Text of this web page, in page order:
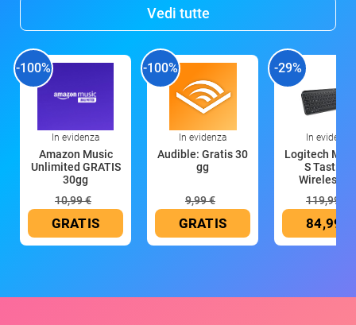
Vedi tutte
-100%
In evidenza
Amazon Music
Unlimited GRATIS
30gg
10,99 €
GRATIS
-100%
In evidenza
Audible: Gratis 30
gg
9,99 €
GRATIS
-29%
In evidenza
Logitech MX
S Tastiera
Wireless
119,99 €
84,99 €